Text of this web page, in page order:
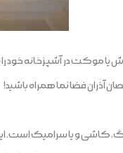
موکت در آشپزخانه خود
آذران فضا نما همراه باشید!
کاشی و یا سرامیک است.